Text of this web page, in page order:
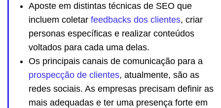
Aposte em distintas técnicas de SEO que
incluem coletar feedbacks dos clientes, criar
personas específicas e realizar conteúdos
voltados para cada uma delas.
Os principais canais de comunicação para a
prospecção de clientes, atualmente, são as
redes sociais. As empresas precisam definir as
mais adequadas e ter uma presença forte em